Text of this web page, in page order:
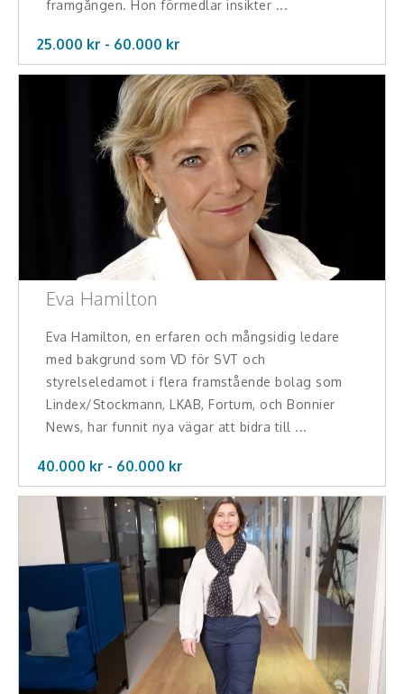
Middagsunderhållning
Musiker
Something a Little Different
Underhållning
Effektivitet, framgång
Framtid, trender
Försäljning, marknadsföring, service,
Förändring, organisation,
organisationsutveckling
Hälsa, friskvård
Innovation, kreativitet, entreprenörskap,
intraprenörskap
Kommunikation och media
Ledarskap, medarbetarskap, HR
Miljö, hållbar utveckling
Målsättning, motivation, attityd
framgången. Hon förmedlar insikter ...
25.000 kr - 60.000 kr
Eva Hamilton
Eva Hamilton, en erfaren och mångsidig ledare
med bakgrund som VD för SVT och
styrelseledamot i flera framstående bolag som
Lindex/Stockmann, LKAB, Fortum, och Bonnier
News, har funnit nya vägar att bidra till ...
40.000 kr - 60.000 kr